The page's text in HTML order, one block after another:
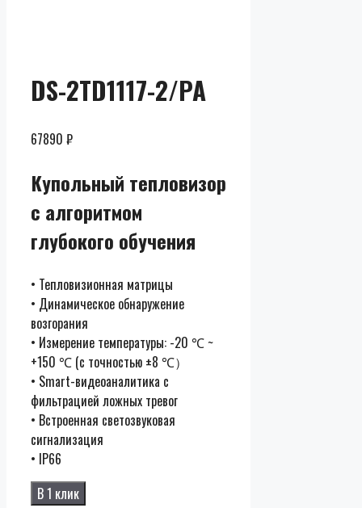
DS-2TD1117-2/PA
67890 ₽
Купольный тепловизор
с алгоритмом
глубокого обучения
• Тепловизионная матрицы
• Динамическое обнаружение
возгорания
• Измерение температуры: -20 ℃ ~
+150 ℃ (с точностью ±8 ℃）
• Smart-видеоаналитика с
фильтрацией ложных тревог
• Встроенная светозвуковая
сигнализация
• IP66
В 1 клик